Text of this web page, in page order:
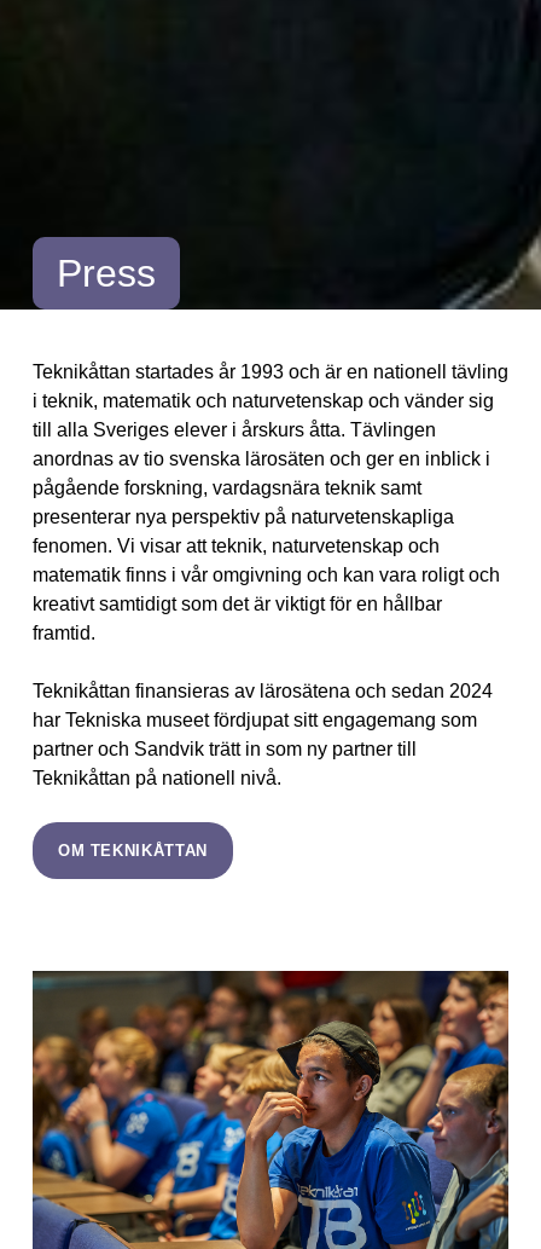
Press
Teknikåttan startades år 1993 och är en nationell tävling
i teknik, matematik och naturvetenskap och vänder sig
till alla Sveriges elever i årskurs åtta. Tävlingen
anordnas av tio svenska lärosäten och ger en inblick i
pågående forskning, vardagsnära teknik samt
presenterar nya perspektiv på naturvetenskapliga
fenomen. Vi visar att teknik, naturvetenskap och
matematik finns i vår omgivning och kan vara roligt och
kreativt samtidigt som det är viktigt för en hållbar
framtid.
Teknikåttan finansieras av lärosätena och sedan 2024
har Tekniska museet fördjupat sitt engagemang som
partner och Sandvik trätt in som ny partner till
Teknikåttan på nationell nivå.
OM TEKNIKÅTTAN